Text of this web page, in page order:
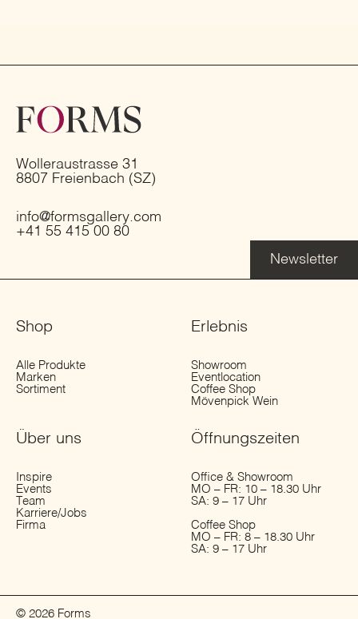
Wolleraustrasse 31
8807 Freienbach (SZ)
info@formsgallery.com
+41 55 415 00 80
Newsletter
Shop
Alle Produkte
Marken
Sortiment
Erlebnis
Showroom
Eventlocation
Coffee Shop
Mövenpick Wein
Über uns
Inspire
Events
Team
Karriere/Jobs
Firma
Öffnungs­zeiten
Office & Showroom
MO – FR: 10 – 18.30 Uhr
SA: 9 – 17 Uhr
Coffee Shop
MO – FR: 8 – 18.30 Uhr
SA: 9 – 17 Uhr
© 2026 Forms